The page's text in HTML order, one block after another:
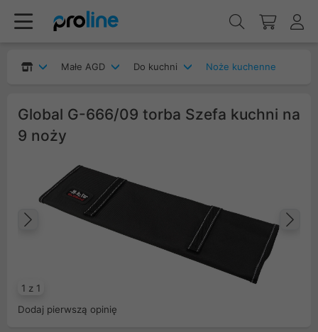
Małe AGD Do kuchni Noże kuchenne
Global G-666/09 torba Szefa kuchni na
9 noży
1 z 1
Poprzedni
Dodaj pierwszą opinię